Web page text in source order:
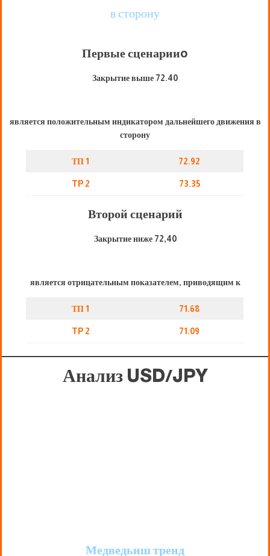
в сторону
Первые сценарииo
Закрытие выше 72.40
является положительным индикатором дальнейшего движения в
сторону
ТП 1 72.92
TP 2 73.35
Второй сценарий
Закрытие ниже 72,40
является отрицательным показателем, приводящим к
ТП 1 71.68
TP 2 71.09
Анализ USD/JPY
Медведьиш тренд